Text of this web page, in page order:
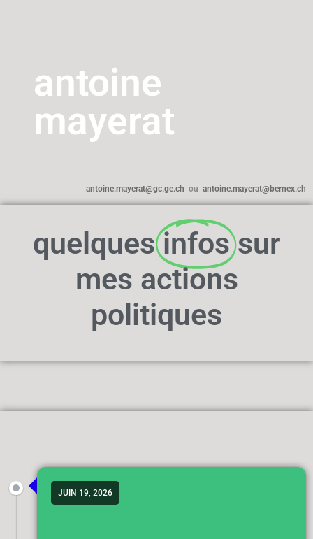
antoine
mayerat
antoine.mayerat@gc.ge.ch ou antoine.mayerat@bernex.ch
quelques infos sur
mes actions
politiques
JUIN 19, 2026